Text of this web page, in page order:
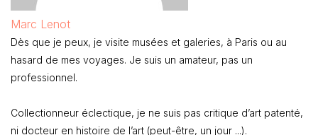
Marc Lenot
Dès que je peux, je visite musées et galeries, à Paris ou au
hasard de mes voyages. Je suis un amateur, pas un
professionnel.
Collectionneur éclectique, je ne suis pas critique d’art patenté,
ni docteur en histoire de l’art (peut-être, un jour ...).